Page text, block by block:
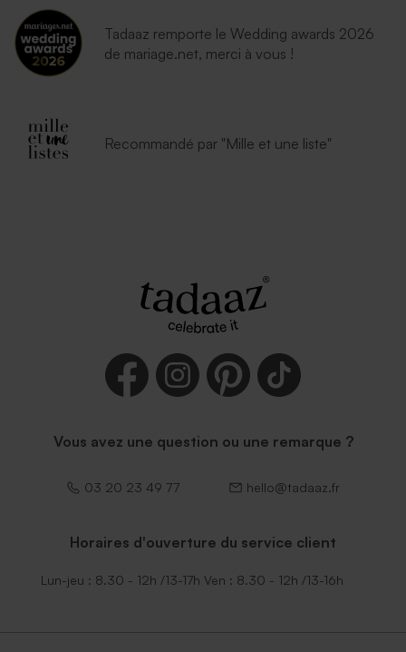
Tadaaz remporte le Wedding awards 2026
de mariage.net, merci à vous !
Recommandé par "Mille et une liste"
Vous avez une question ou une remarque ?
03 20 23 49 77 hello@tadaaz.fr
Horaires d'ouverture du service client
Lun-jeu : 8.30 - 12h /13-17h Ven : 8.30 - 12h /13-16h